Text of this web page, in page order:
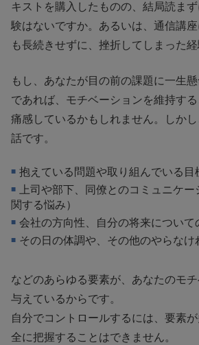
キストを購入したものの、結局読ま
験はないですか。あるいは、通信講
も長続きせずに、挫折してしまった経
もし、あなたが目の前の課題に一生
であれば、モチベーションを維持す
痛感しているかもしれません。しか
話です。
抱えている問題や取り組んでいる目
上司や部下、同僚とのコミュニケ
関する悩み）
会社の方向性、自分の将来について
その日の体調や、その他のやらなけ
などのあらゆる要素が、あなたのモ
与えているからです。
自分でコントロールするには、要素
全に把握することはできません。